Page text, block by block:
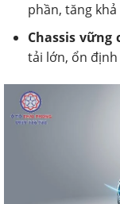
phần, tăng
Chassis vững
tải lớn, ổn